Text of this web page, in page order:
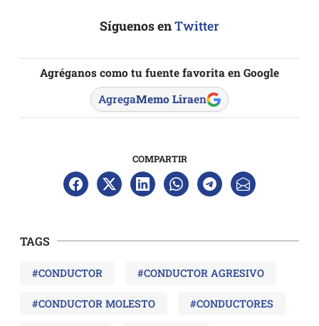
Síguenos enTwitter
Agréganos como tu fuente favorita en Google
AgregaMemo Liraen
COMPARTIR
TAGS
#CONDUCTOR #CONDUCTOR AGRESIVO
#CONDUCTOR MOLESTO #CONDUCTORES